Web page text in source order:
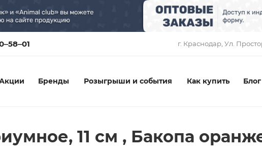
г. Краснодар, ​Ул.
Бренды Розыгрыши и события Как купить Блог
11 см , Бакопа